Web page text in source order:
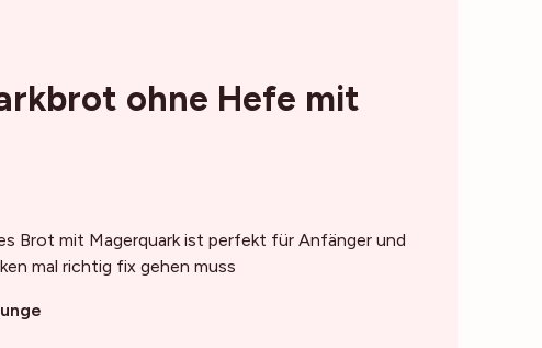
ohne Hefe mit
Brot mit Magerquark ist perfekt für Anfänger und
mal richtig fix gehen muss